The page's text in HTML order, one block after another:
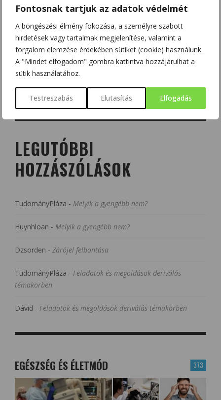
Fontosnak tartjuk az adatok védelmét
A böngészési élmény fokozása, a személyre szabott
hirdetések vagy tartalmak megjelenítése, valamint a
forgalom elemzése érdekében sütiket (cookie) használunk.
A "Mindet elfogadom" gombra kattintva hozzájárulhat a
sütik használatához.
Testreszabás Elutasítás Elfogadás
LEGUTÓBBI
HOZZÁSZÓLÁSOK
TudományPláza - Melyik a gyengébb nem?
Huynhloan - Melyik a gyengébb nem?
Dzsorden - Zárójel felbontása
TudományPláza - Feladatok és megoldások deriválás
témakörben
Dávid - Feladatok és megoldások deriválás témakörben
373
EGÉSZSÉG ÉS ÉLETMÓD